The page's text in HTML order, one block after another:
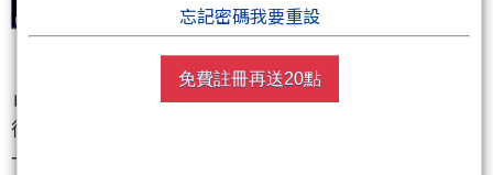
► 本來以為今天會是暴風雨、來個大行情，結果先下
後上只是局部短陣雨，還好有賺先跑，不然當沖來去
一場空。
忘記密碼我要重設
免費註冊再送20點